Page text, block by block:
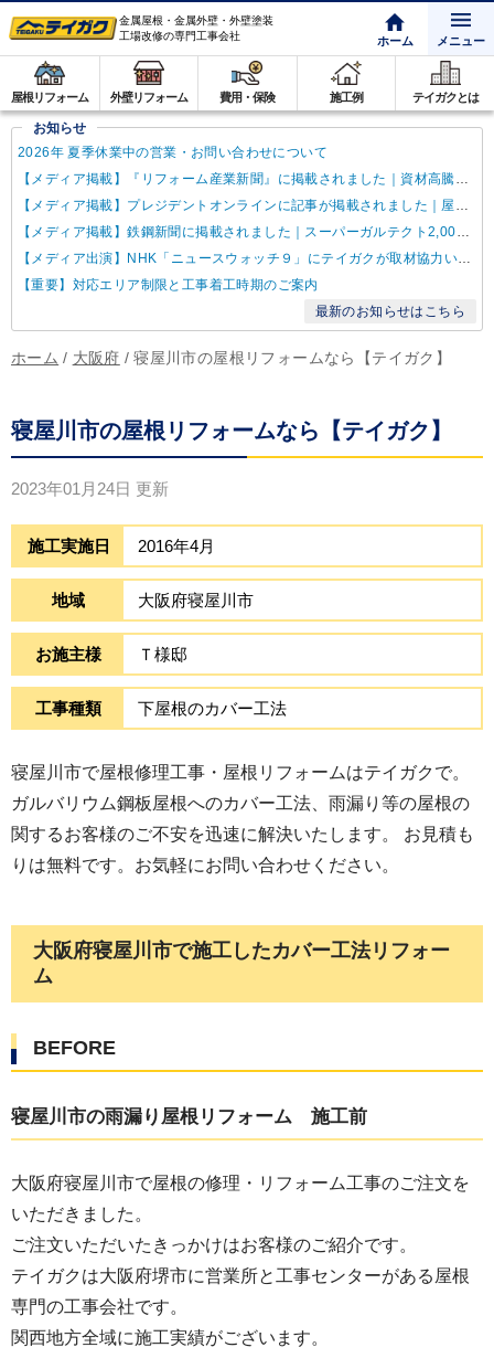
金属屋根・金属外壁・外壁塗装
工場改修の専門工事会社
ホーム メニュー
屋根リフォーム 外壁リフォーム 費用・保険 施工例 テイガクとは
お知らせ
2026年 夏季休業中の営業・お問い合わせについて
【メディア掲載】『リフォーム産業新聞』に掲載されました｜資材高騰・納期遅延に対するテイガクの取り組み
【メディア掲載】プレジデントオンラインに記事が掲載されました｜屋根点検商法について解説
【メディア掲載】鉄鋼新聞に掲載されました｜スーパーガルテクト2,000万㎡達成
【メディア出演】NHK「ニュースウォッチ９」にテイガクが取材協力いたしました
【重要】対応エリア制限と工事着工時期のご案内
最新のお知らせはこちら
ホーム / 大阪府 / 寝屋川市の屋根リフォームなら【テイガク】
寝屋川市の屋根リフォームなら【テイガク】
2023年01月24日 更新
施工実施日 2016年4月
地域 大阪府寝屋川市
お施主様 Ｔ様邸
工事種類 下屋根のカバー工法
寝屋川市で屋根修理工事・屋根リフォームはテイガクで。
ガルバリウム鋼板屋根へのカバー工法、雨漏り等の屋根の
関するお客様のご不安を迅速に解決いたします。 お見積も
りは無料です。お気軽にお問い合わせください。
大阪府寝屋川市で施工したカバー工法リフォー
ム
BEFORE
寝屋川市の雨漏り屋根リフォーム 施工前
大阪府寝屋川市で屋根の修理・リフォーム工事のご注文を
いただきました。
ご注文いただいたきっかけはお客様のご紹介です。
テイガクは大阪府堺市に営業所と工事センターがある屋根
専門の工事会社です。
関西地方全域に施工実績がございます。